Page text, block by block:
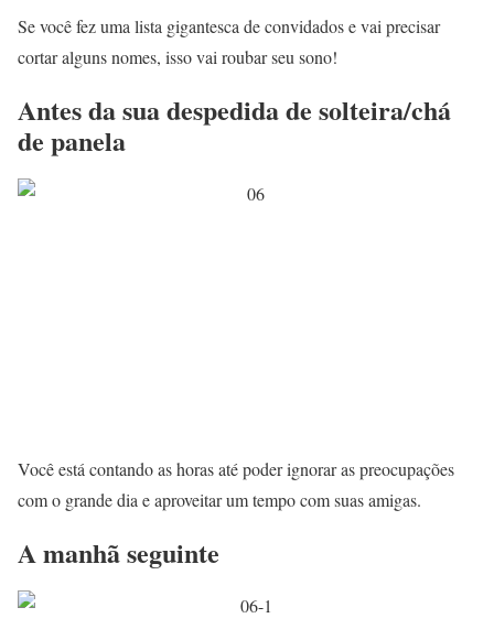
Se você fez uma lista gigantesca de convidados e vai precisar
cortar alguns nomes, isso vai roubar seu sono!
Antes da sua despedida de solteira/chá
de panela
Você está contando as horas até poder ignorar as preocupações
com o grande dia e aproveitar um tempo com suas amigas.
A manhã seguinte